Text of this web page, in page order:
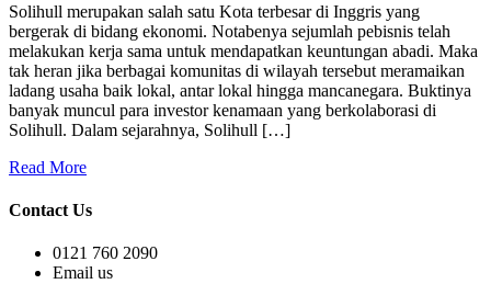
Solihull merupakan salah satu Kota terbesar di Inggris yang
bergerak di bidang ekonomi. Notabenya sejumlah pebisnis telah
melakukan kerja sama untuk mendapatkan keuntungan abadi. Maka
tak heran jika berbagai komunitas di wilayah tersebut meramaikan
ladang usaha baik lokal, antar lokal hingga mancanegara. Buktinya
banyak muncul para investor kenamaan yang berkolaborasi di
Solihull. Dalam sejarahnya, Solihull […]
Read More
Contact Us
0121 760 2090
Email us